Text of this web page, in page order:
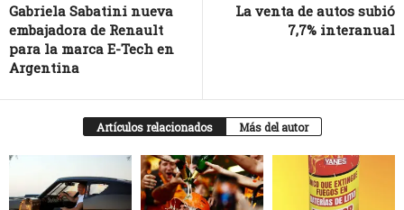
Gabriela Sabatini nueva
embajadora de Renault
para la marca E-Tech en
Argentina
La venta de autos subió
7,7% interanual
Artículos relacionados Más del autor